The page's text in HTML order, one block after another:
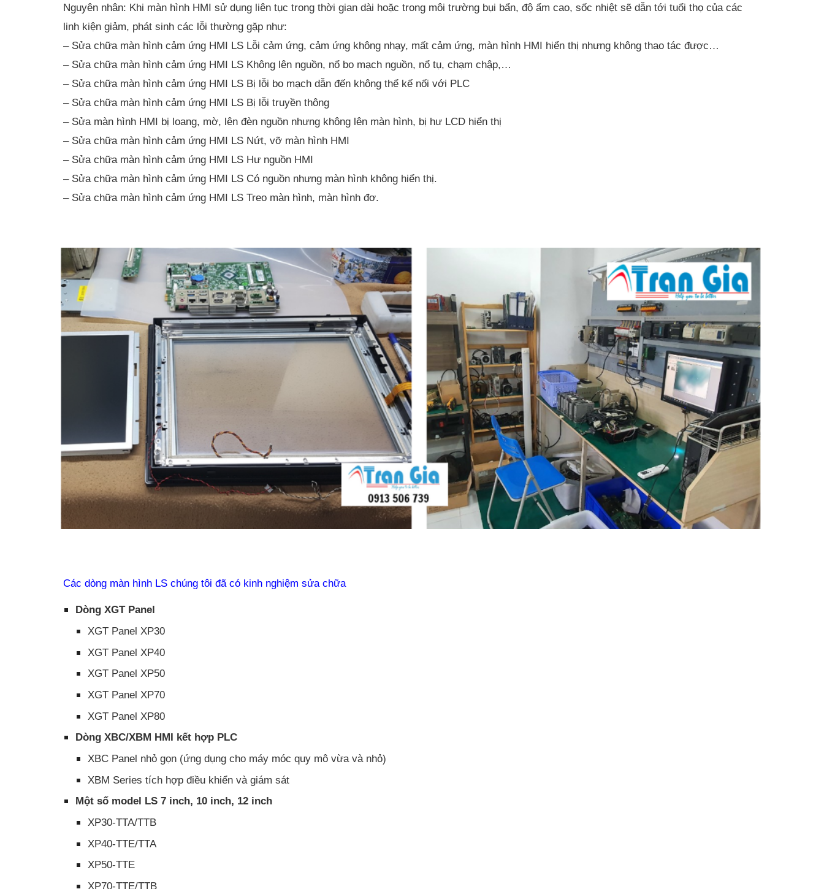
Nguyên nhân: Khi màn hình HMI sử dụng liên tục trong thời gian dài hoặc trong môi trường bụi bẩn, độ ẩm cao, sốc nhiệt sẽ dẫn tới tuổi thọ của các
linh kiện giảm, phát sinh các lỗi thường gặp như:
– Sửa chữa màn hình cảm ứng HMI LS Lỗi cảm ứng, cảm ứng không nhạy, mất cảm ứng, màn hình HMI hiển thị nhưng không thao tác được…
– Sửa chữa màn hình cảm ứng HMI LS Không lên nguồn, nổ bo mạch nguồn, nổ tụ, chạm chập,…
– Sửa chữa màn hình cảm ứng HMI LS Bị lỗi bo mạch dẫn đến không thể kế nối với PLC
– Sửa chữa màn hình cảm ứng HMI LS Bị lỗi truyền thông
– Sửa màn hình HMI bị loang, mờ, lên đèn nguồn nhưng không lên màn hình, bị hư LCD hiển thị
– Sửa chữa màn hình cảm ứng HMI LS Nứt, vỡ màn hình HMI
– Sửa chữa màn hình cảm ứng HMI LS Hư nguồn HMI
– Sửa chữa màn hình cảm ứng HMI LS Có nguồn nhưng màn hình không hiển thị.
– Sửa chữa màn hình cảm ứng HMI LS Treo màn hình, màn hình đơ.
Các dòng màn hình LS chúng tôi đã có kinh nghiệm sửa chữa
Dòng XGT Panel
XGT Panel XP30
XGT Panel XP40
XGT Panel XP50
XGT Panel XP70
XGT Panel XP80
Dòng XBC/XBM HMI kết hợp PLC
XBC Panel nhỏ gọn (ứng dụng cho máy móc quy mô vừa và nhỏ)
XBM Series tích hợp điều khiển và giám sát
Một số model LS 7 inch, 10 inch, 12 inch
XP30-TTA/TTB
XP40-TTE/TTA
XP50-TTE
XP70-TTE/TTB